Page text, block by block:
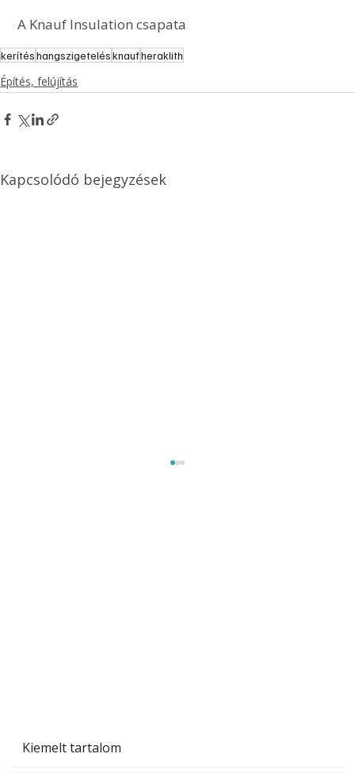
Kiemelt tartalom
A Knauf Insulation csapata
kerítéshangszigetelésknaufheraklith
Építés, felújítás
Kapcsolódó bejegyzések